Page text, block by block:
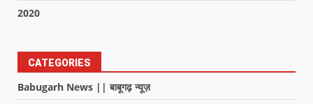
2020
CATEGORIES
Babugarh News || बाबूगढ़ न्यूज़